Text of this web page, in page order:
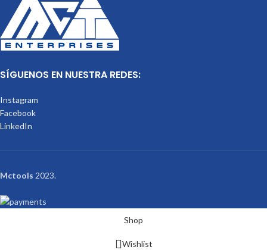
SÍGUENOS EN NUESTRA REDES:
Instagram
Facebook
LinkedIn
Mctools 2023.
Shop
Wishlist